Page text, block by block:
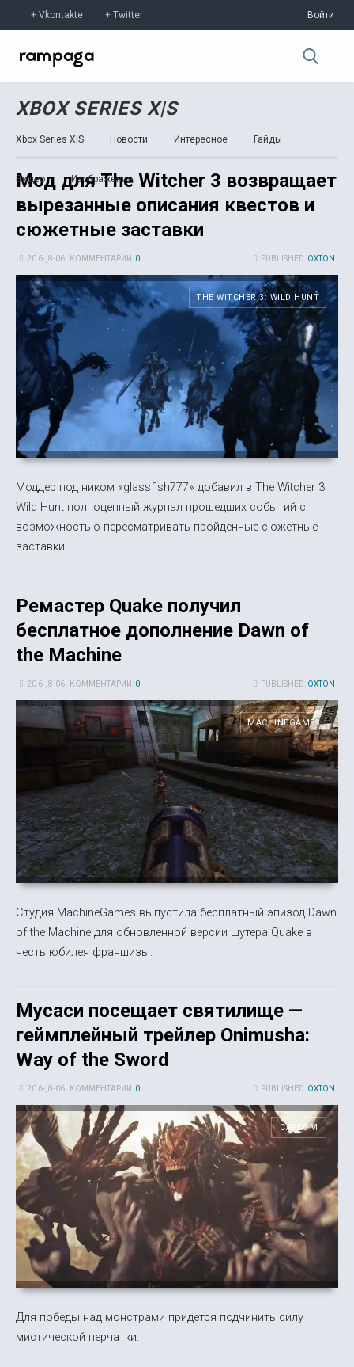
Vkontakte Twitter Войти
XBOX SERIES X|S
Xbox Series X|S Новости Интересное Гайды
Видео Изображения
Мод для The Witcher 3 возвращает
вырезанные описания квестов и
сюжетные заставки
PUBLISHED: OXTON
20 6-, 8-06 КОММЕНТАРИИ: 0
THE WITCHER 3: WILD HUNT
Моддер под ником «glassfish777» добавил в The Witcher 3:
Wild Hunt полноценный журнал прошедших событий с
возможностью пересматривать пройденные сюжетные
заставки.
Ремастер Quake получил
бесплатное дополнение Dawn of
the Machine
PUBLISHED: OXTON
20 6-, 8-06 КОММЕНТАРИИ: 0
MACHINEGAMES
Студия MachineGames выпустила бесплатный эпизод Dawn
of the Machine для обновленной версии шутера Quake в
честь юбилея франшизы.
Мусаси посещает святилище —
геймплейный трейлер Onimusha:
Way of the Sword
PUBLISHED: OXTON
20 6-, 8-06 КОММЕНТАРИИ: 0
CAPCOM
Для победы над монстрами придется подчинить силу
мистической перчатки.